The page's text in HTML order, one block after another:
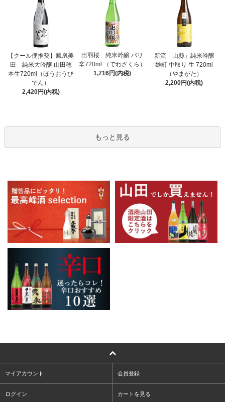
【クール便推奨】鳳凰美
田 純米大吟醸 山田穂
本生720ml（ほうおうび
でん）
2,420円(内税)
出羽桜 純米吟醸 バリ
辛720ml （でわざくら）
1,716円(内税)
新流「山縣」純米吟醸
雄町 中取り 生 720ml
（やまがた）
2,200円(内税)
もっと見る
マイアカウント 会員登録
ログイン カートを見る